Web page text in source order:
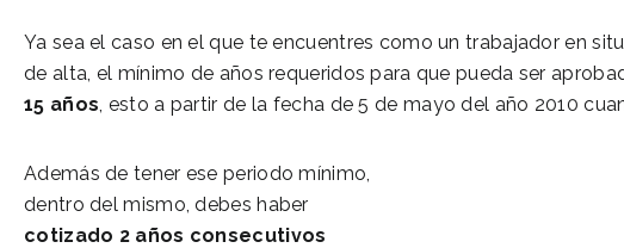
Ya sea el caso en el que te encuentres como un trabajador en
de alta, el mínimo de años requeridos para que pueda ser
15 años , esto a partir de la fecha de 5 de mayo del año 2010
Además de tener ese periodo mínimo,
dentro del mismo, debes haber
cotizado 2 años consecutivos